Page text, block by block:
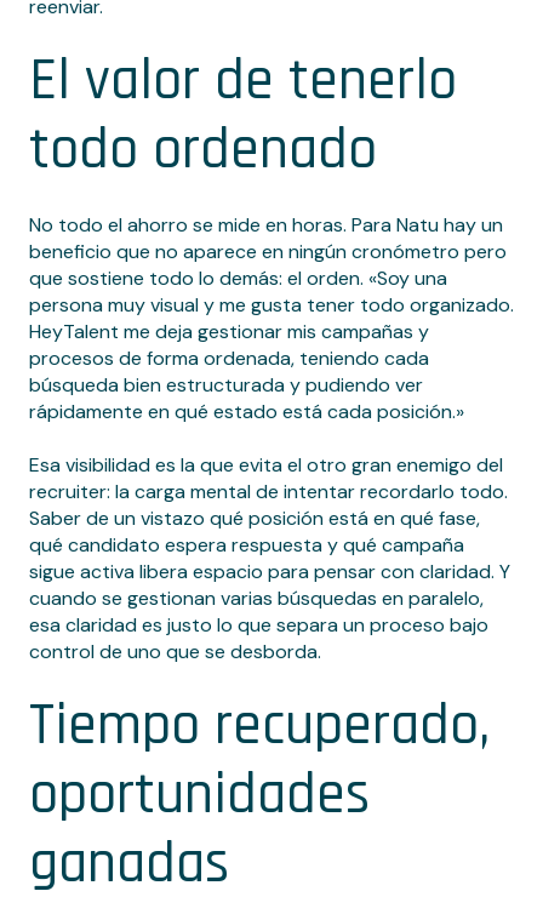
reenviar.
El valor de tenerlo
todo ordenado
No todo el ahorro se mide en horas. Para Natu hay un
beneficio que no aparece en ningún cronómetro pero
que sostiene todo lo demás: el orden. «Soy una
persona muy visual y me gusta tener todo organizado.
HeyTalent me deja gestionar mis campañas y
procesos de forma ordenada, teniendo cada
búsqueda bien estructurada y pudiendo ver
rápidamente en qué estado está cada posición.»
Esa visibilidad es la que evita el otro gran enemigo del
recruiter: la carga mental de intentar recordarlo todo.
Saber de un vistazo qué posición está en qué fase,
qué candidato espera respuesta y qué campaña
sigue activa libera espacio para pensar con claridad. Y
cuando se gestionan varias búsquedas en paralelo,
esa claridad es justo lo que separa un proceso bajo
control de uno que se desborda.
Tiempo recuperado,
oportunidades
ganadas